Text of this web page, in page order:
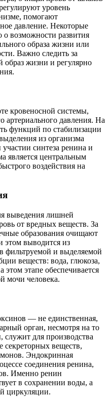
уровень
помогают
давление. Некоторые
возможности развития
образа жизни или
Важно следить за
образ жизни и регулярно
кровеносной системы,
артериального давления. На
функций по стабилизации
из организма
синтеза ренина и
является центральным
воздействия на
выведения лишней
от вредных веществ. За
образования очищают
этом выводится из
фильтруемой и выделяемой
веществ: вода, глюкоза,
этапе обеспечивается
мочи человека.
— не единственная,
орган, несмотря на то
служит для производства
секреторных веществ,
Эндокринная
соединения ренина,
Именно ренин
в сохранении воды, а
циркуляции.